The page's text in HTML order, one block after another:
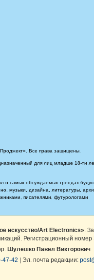
Все права защищены.
для лиц младше 18-ти
о самых обсуждаемых трендах
музыки, дизайна, литературы,
писателями, футурологами
искусство/Art Electronics» .
Регистрационный
Шулешко Павел Викторович
47-42 | Эл. почта редакции: